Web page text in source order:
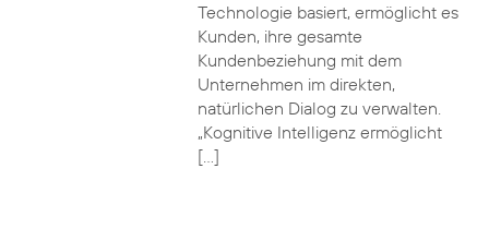
Technologie basiert, ermöglicht es
Kunden, ihre gesamte
Kundenbeziehung mit dem
Unternehmen im direkten,
natürlichen Dialog zu verwalten.
„Kognitive Intelligenz ermöglicht
[…]